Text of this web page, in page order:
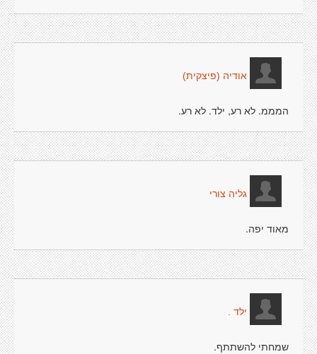
אודיה (פיצקית)
המממ. לא רע, ילד. לא רע.
גליה צורי
מאוד יפה.
ילד .
שמחתי להשתתף.